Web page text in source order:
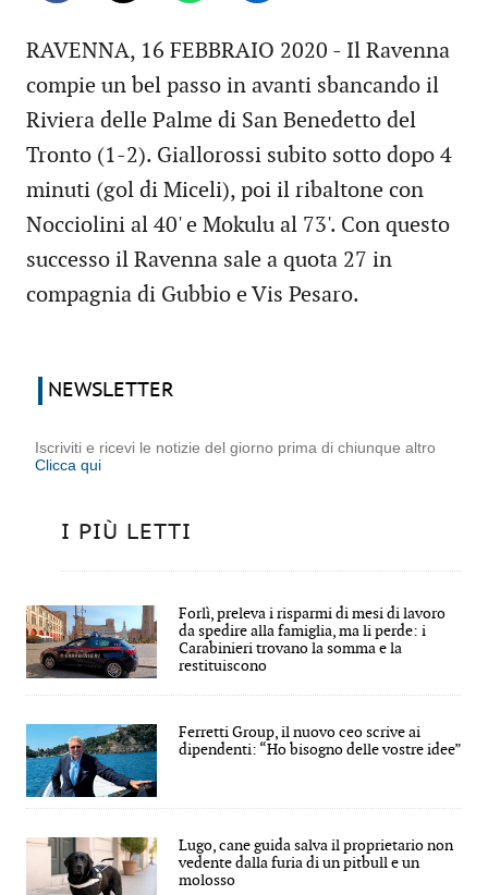
RAVENNA, 16 FEBBRAIO 2020 - Il Ravenna
compie un bel passo in avanti sbancando il
Riviera delle Palme di San Benedetto del
Tronto (1-2). Giallorossi subito sotto dopo 4
minuti (gol di Miceli), poi il ribaltone con
Nocciolini al 40' e Mokulu al 73'. Con questo
successo il Ravenna sale a quota 27 in
compagnia di Gubbio e Vis Pesaro.
NEWSLETTER
Iscriviti e ricevi le notizie del giorno prima di chiunque altro
Clicca qui
I PIÙ LETTI
Forlì, preleva i risparmi di mesi di lavoro
da spedire alla famiglia, ma li perde: i
Carabinieri trovano la somma e la
restituiscono
Ferretti Group, il nuovo ceo scrive ai
dipendenti: “Ho bisogno delle vostre idee”
Lugo, cane guida salva il proprietario non
vedente dalla furia di un pitbull e un
molosso